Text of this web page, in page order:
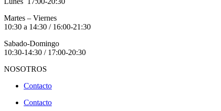
Martes – Viernes
10:30 a 14:30 / 16:00-21:30
Sabado-Domingo
10:30-14:30 / 17:00-20:30
NOSOTROS
Contacto
Contacto